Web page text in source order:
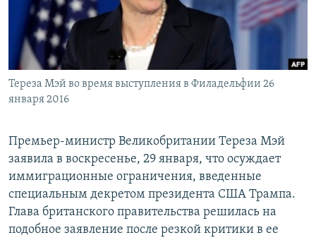
Հայերեն
English
Русский
Тереза Мэй во время выступления в Филадельфии 26
января 2016
Премьер-министр Великобритании Тереза Мэй
заявила в воскресенье, 29 января, что осуждает
иммиграционные ограничения, введенные
специальным декретом президента США Трампа.
Глава британского правительства решилась на
подобное заявление после резкой критики в ее